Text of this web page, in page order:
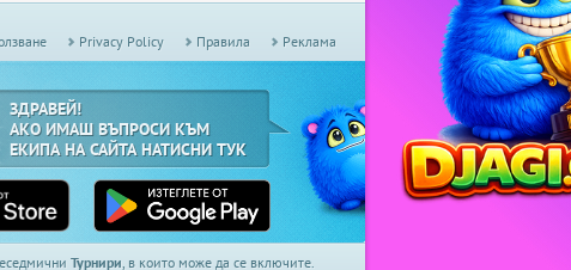
Privacy Policy Правила Реклама
ЗДРАВЕЙ!
АКО ИМАШ ВЪПРОСИ КЪМ
ЕКИПА НА САЙТА НАТИСНИ ТУК
Турнири, в които може да се включите.